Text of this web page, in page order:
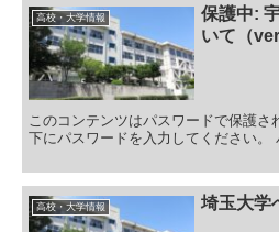
高校・大学情報
保護中:
いて（
このコンテンツはパスワードで保護さ
下にパスワードを入力してください。
高校・大学情報 埼玉大学